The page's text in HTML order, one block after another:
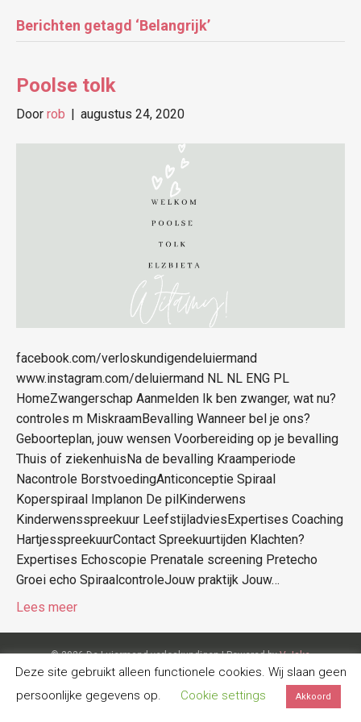
Berichten getagd ‘Belangrijk’
Poolse tolk
Door rob | augustus 24, 2020
facebook.com/verloskundigendeluiermand
www.instagram.com/deluiermand NL NL ENG PL
HomeZwangerschap Aanmelden Ik ben zwanger, wat nu?
controles m MiskraamBevalling Wanneer bel je ons?
Geboorteplan, jouw wensen Voorbereiding op je bevalling
Thuis of ziekenhuisNa de bevalling Kraamperiode
Nacontrole BorstvoedingAnticonceptie Spiraal
Koperspiraal Implanon De pilKinderwens
Kinderwensspreekuur LeefstijladviesExpertises Coaching
HartjesspreekuurContact Spreekuurtijden Klachten?
Expertises Echoscopie Prenatale screening Pretecho
Groei echo SpiraalcontroleJouw praktijk Jouw…
Lees meer
© 2026 De Luiermand verloskundigen |Powered byV-Jake
Deze site gebruikt alleen functionele cookies. Wij slaan geen
persoonlijke gegevens op.
Cookie settings Akkoord